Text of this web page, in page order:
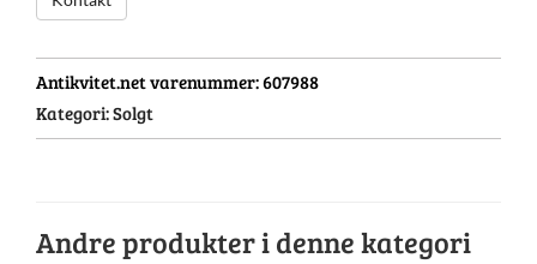
Antikvitet.net varenummer:607988
Kategori:Solgt
Andre produkter i denne kategori